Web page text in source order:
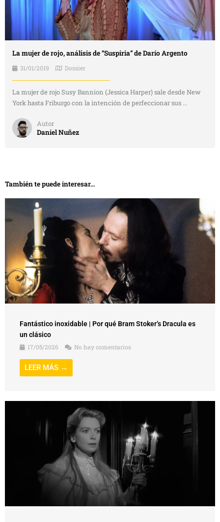
La mujer de rojo, análisis de “Suspiria” de Darío Argento
31/01/2019 Dossier
La mujer de rojo Susy Bannion (Jessica Harper) sale desde New
York hasta Friburgo con la intención de perfeccionar sus ...
Autor
Daniel Nuñez
También te puede interesar...
Fantástico inoxidable | Por qué Bram Stoker’s Dracula es
un clásico
17/05/2026
No hay comentarios
LEER MÁS →